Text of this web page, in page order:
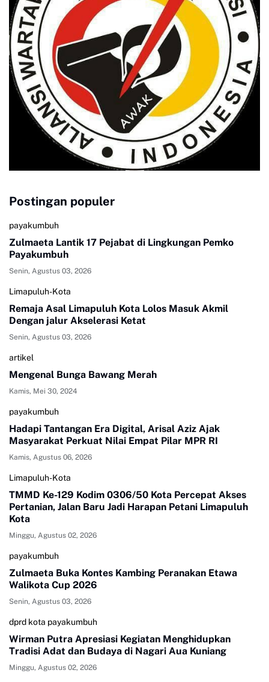
Postingan populer
payakumbuh
Zulmaeta Lantik 17 Pejabat di Lingkungan Pemko
Payakumbuh
Senin, Agustus 03, 2026
Limapuluh-Kota
Remaja Asal Limapuluh Kota Lolos Masuk Akmil
Dengan jalur Akselerasi Ketat
Senin, Agustus 03, 2026
artikel
Mengenal Bunga Bawang Merah
Kamis, Mei 30, 2024
payakumbuh
Hadapi Tantangan Era Digital, Arisal Aziz Ajak
Masyarakat Perkuat Nilai Empat Pilar MPR RI
Kamis, Agustus 06, 2026
Limapuluh-Kota
TMMD Ke-129 Kodim 0306/50 Kota Percepat Akses
Pertanian, Jalan Baru Jadi Harapan Petani Limapuluh
Kota
Minggu, Agustus 02, 2026
payakumbuh
Zulmaeta Buka Kontes Kambing Peranakan Etawa
Walikota Cup 2026
Senin, Agustus 03, 2026
dprd kota payakumbuh
Wirman Putra Apresiasi Kegiatan Menghidupkan
Tradisi Adat dan Budaya di Nagari Aua Kuniang
Minggu, Agustus 02, 2026